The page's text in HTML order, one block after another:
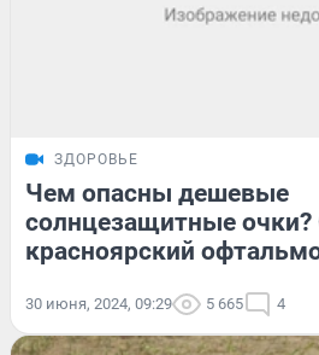
ЗДОРОВЬЕ
Чем опасны дешевые
солнцезащитные очки?
красноярский
30 июня, 2024, 09:29 5 665 4